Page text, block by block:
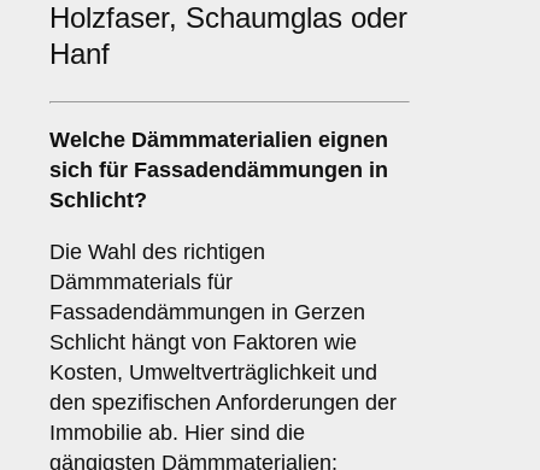
Holzfaser, Schaumglas oder
Hanf
Welche Dämmmaterialien eignen
sich für Fassadendämmungen in
Schlicht?
Die Wahl des richtigen
Dämmmaterials für
Fassadendämmungen in Gerzen
Schlicht hängt von Faktoren wie
Kosten, Umweltverträglichkeit und
den spezifischen Anforderungen der
Immobilie ab. Hier sind die
gängigsten Dämmmaterialien: